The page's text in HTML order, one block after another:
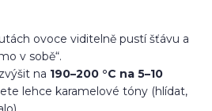
ovoce viditelně pustí šťávu a
v sobě“.
na 190–200 °C na 5–10
lehce karamelové tóny (hlídat,